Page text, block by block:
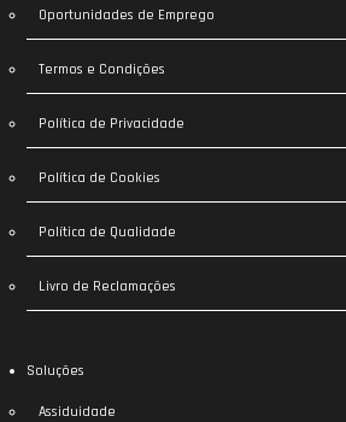
Oportunidades de Emprego
Termos e Condições
Política de Privacidade
Política de Cookies
Política de Qualidade
Livro de Reclamações
Soluções
Assiduidade